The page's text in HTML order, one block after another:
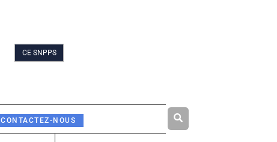
CONTACTEZ-NOUS
CE SNPPS